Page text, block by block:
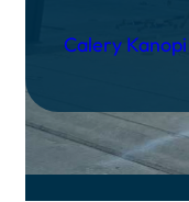
Calery Kanopi